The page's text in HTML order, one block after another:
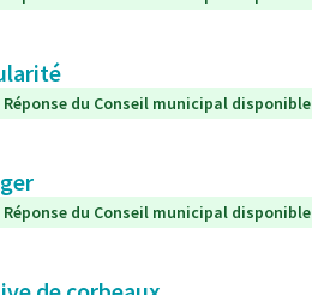
Réponse du Conseil municipal disponible
Réponse du Conseil municipal disponible